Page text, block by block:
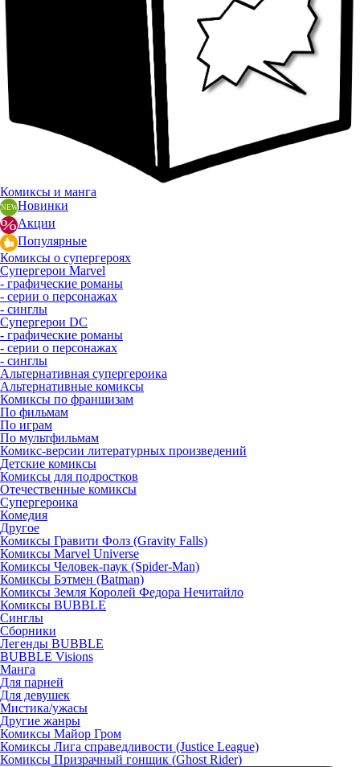
Комиксы и манга
Новинки
Акции
Популярные
Комиксы о супергероях
Супергерои Marvel
- графические романы
- серии о персонажах
- синглы
Супергерои DC
- графические романы
- серии о персонажах
- синглы
Альтернативная супергероика
Альтернативные комиксы
Комиксы по франшизам
По фильмам
По играм
По мультфильмам
Комикс-версии литературных произведений
Детские комиксы
Комиксы для подростков
Отечественные комиксы
Супергероика
Комедия
Другое
Комиксы Гравити Фолз (Gravity Falls)
Комиксы Marvel Universe
Комиксы Человек-паук (Spider-Man)
Комиксы Бэтмен (Batman)
Комиксы Земля Королей Федора Нечитайло
Комиксы BUBBLE
Синглы
Сборники
Легенды BUBBLE
BUBBLE Visions
Манга
Для парней
Для девушек
Мистика/ужасы
Другие жанры
Комиксы Майор Гром
Комиксы Лига справедливости (Justice League)
Комиксы Призрачный гонщик (Ghost Rider)